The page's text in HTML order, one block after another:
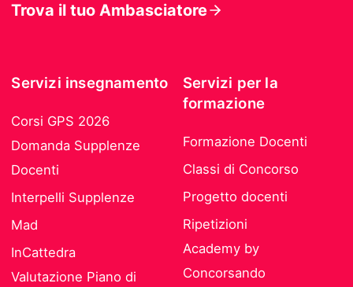
Trova il tuo Ambasciatore
Servizi insegnamento
Corsi GPS 2026
Domanda Supplenze
Docenti
Interpelli Supplenze
Mad
InCattedra
Valutazione Piano di
Servizi per la
formazione
Formazione Docenti
Classi di Concorso
Progetto docenti
Ripetizioni
Academy by
Concorsando